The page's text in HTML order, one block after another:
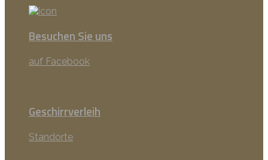
Besuchen Sie uns
auf Facebook
Geschirrverleih
Standorte